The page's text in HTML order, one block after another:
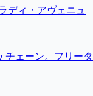
ディ・アヴェニュ
チェーン。フリータ